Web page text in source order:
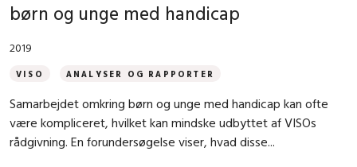
børn og unge med handicap
2019
VISO ANALYSER OG RAPPORTER
Samarbejdet omkring børn og unge med handicap kan ofte
være kompliceret, hvilket kan mindske udbyttet af VISOs
rådgivning. En forundersøgelse viser, hvad disse...